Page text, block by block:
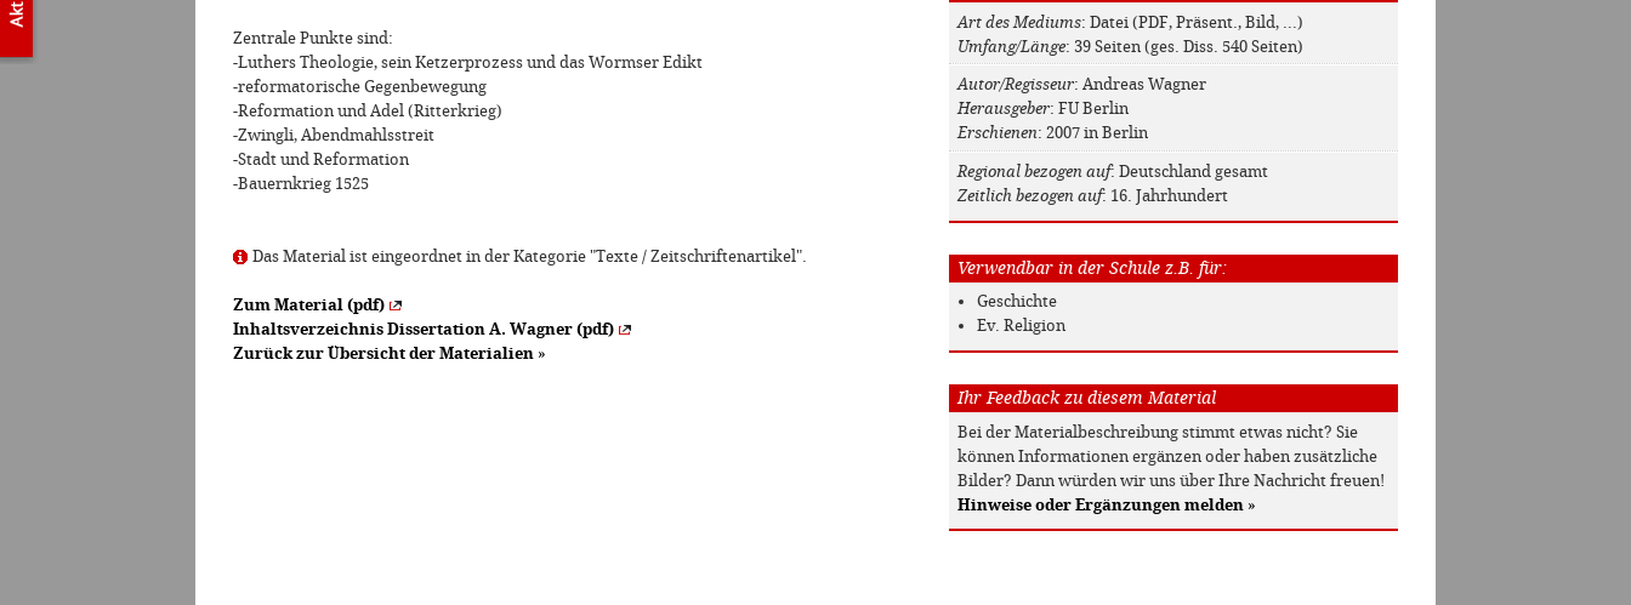
Zentrale Punkte sind:
-Luthers Theologie, sein Ketzerprozess und das Wormser Edikt
-reformatorische Gegenbewegung
-Reformation und Adel (Ritterkrieg)
-Zwingli, Abendmahlsstreit
-Stadt und Reformation
-Bauernkrieg 1525
Das Material ist eingeordnet in der Kategorie "Texte / Zeitschriftenartikel".
Zum Material (pdf)
Inhaltsverzeichnis Dissertation A. Wagner (pdf)
Zurück zur Übersicht der Materialien »
Art des Mediums: Datei (PDF, Präsent., Bild, ...)
Umfang/Länge: 39 Seiten (ges. Diss. 540 Seiten)
Autor/Regisseur: Andreas Wagner
Herausgeber: FU Berlin
Erschienen: 2007 in Berlin
Regional bezogen auf: Deutschland gesamt
Zeitlich bezogen auf: 16. Jahrhundert
Verwendbar in der Schule z.B. für:
Geschichte
Ev. Religion
Ihr Feedback zu diesem Material
Bei der Materialbeschreibung stimmt etwas nicht? Sie
können Informationen ergänzen oder haben zusätzliche
Bilder? Dann würden wir uns über Ihre Nachricht freuen!
Hinweise oder Ergänzungen melden »